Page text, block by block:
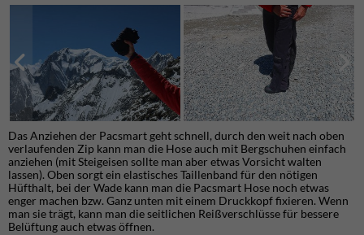
Das Anziehen der Pacsmart geht schnell, durch den weit nach oben
verlaufenden Zip kann man die Hose auch mit Bergschuhen einfach
anziehen (mit Steigeisen sollte man aber etwas Vorsicht walten
lassen). Oben sorgt ein elastisches Taillenband für den nötigen
Hüfthalt, bei der Wade kann man die Pacsmart Hose noch etwas
enger machen bzw. Ganz unten mit einem Druckkopf fixieren. Wenn
man sie trägt, kann man die seitlichen Reißverschlüsse für bessere
Belüftung auch etwas öffnen.